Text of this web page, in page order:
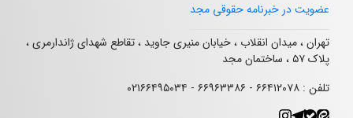
عضویت در خبرنامه حقوقی مجد
تهران ، میدان انقلاب ، خیابان منیری جاوید ، تقاطع شهدای ژاندارمری ،
پلاک ۵۷ ، ساختمان مجد
تلفن : ۶۶۴۱۲۰۷۸ - ۶۶۹۶۳۳۸۶ - ۰۲۱۶۶۴۹۵۰۳۴